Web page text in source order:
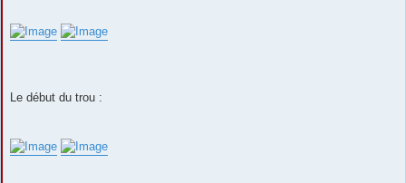
Le début du trou :